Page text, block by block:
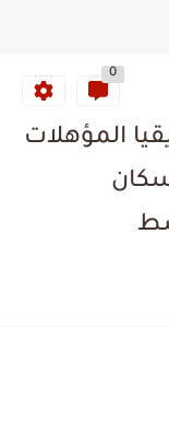
0
المؤهلات